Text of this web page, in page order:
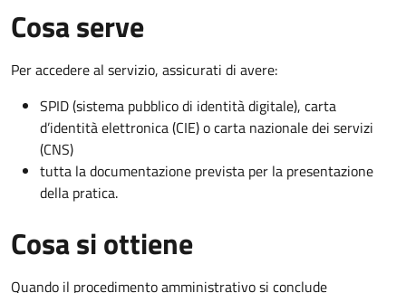
Cosa serve
Per accedere al servizio, assicurati di avere:
SPID (sistema pubblico di identità digitale), carta
d’identità elettronica (CIE) o carta nazionale dei servizi
(CNS)
tutta la documentazione prevista per la presentazione
della pratica.
Cosa si ottiene
Quando il procedimento amministrativo si conclude